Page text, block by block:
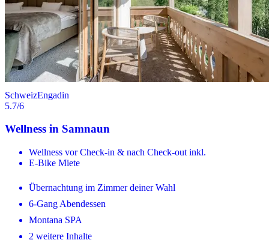
SchweizEngadin
5.7/6
Wellness in Samnaun
Wellness vor Check-in & nach Check-out inkl.
E-Bike Miete
Übernachtung im Zimmer deiner Wahl
6-Gang Abendessen
Montana SPA
2 weitere Inhalte